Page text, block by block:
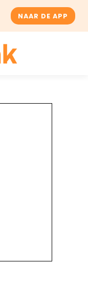
NAAR DE APP